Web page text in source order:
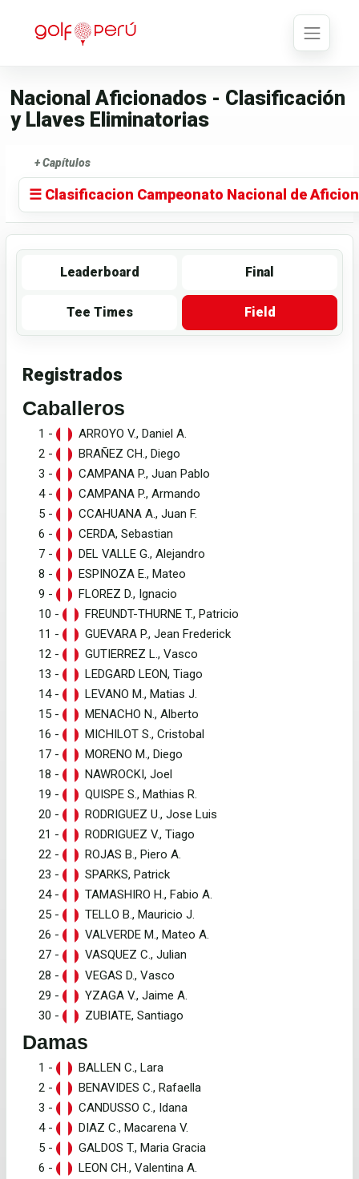
Nacional Aficionados - Clasificación
y Llaves Eliminatorias
+ Capítulos
☰ Clasificacion Campeonato Nacional de
Leaderboard Final
Tee Times Field
Registrados
Caballeros
1 -
ARROYO V., Daniel A.
2 -
BRAÑEZ CH., Diego
3 -
CAMPANA P., Juan Pablo
4 -
CAMPANA P., Armando
5 -
CCAHUANA A., Juan F.
6 -
CERDA, Sebastian
7 -
DEL VALLE G., Alejandro
8 -
ESPINOZA E., Mateo
9 -
FLOREZ D., Ignacio
10 -
FREUNDT-THURNE T., Patricio
11 -
GUEVARA P., Jean Frederick
12 -
GUTIERREZ L., Vasco
13 -
LEDGARD LEON, Tiago
14 -
LEVANO M., Matias J.
15 -
MENACHO N., Alberto
16 -
MICHILOT S., Cristobal
17 -
MORENO M., Diego
18 -
NAWROCKI, Joel
19 -
QUISPE S., Mathias R.
20 -
RODRIGUEZ U., Jose Luis
21 -
RODRIGUEZ V., Tiago
22 -
ROJAS B., Piero A.
23 -
SPARKS, Patrick
24 -
TAMASHIRO H., Fabio A.
25 -
TELLO B., Mauricio J.
26 -
VALVERDE M., Mateo A.
27 -
VASQUEZ C., Julian
28 -
VEGAS D., Vasco
29 -
YZAGA V., Jaime A.
30 -
ZUBIATE, Santiago
Damas
1 -
BALLEN C., Lara
2 -
BENAVIDES C., Rafaella
3 -
CANDUSSO C., Idana
4 -
DIAZ C., Macarena V.
5 -
GALDOS T., Maria Gracia
6 -
LEON CH., Valentina A.